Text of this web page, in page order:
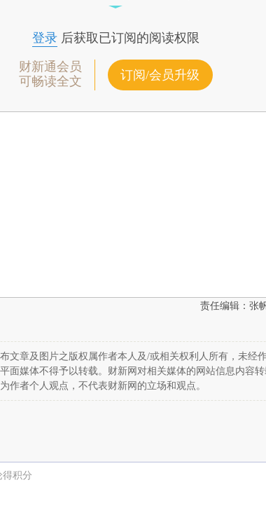
登录后获取已订阅的阅读权限
财新通会员
可畅读全文
订阅/会员升级
责任编辑：张
文章及图片之版权属作者本人及/或相关权利人所有，未经
面媒体不得予以转载。财新网对相关媒体的网站信息内容
作者个人观点，不代表财新网的立场和观点。
得积分